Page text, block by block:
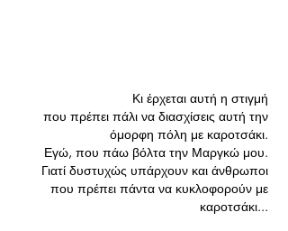
Κι έρχεται αυτή η στιγμή
που πρέπει πάλι να διασχίσεις αυτή την
όμορφη πόλη με καροτσάκι.
Εγώ, που πάω βόλτα την Μαργκώ μου.
Γιατί δυστυχώς υπάρχουν και άνθρωποι
που πρέπει πάντα να κυκλοφορούν με
καροτσάκι...